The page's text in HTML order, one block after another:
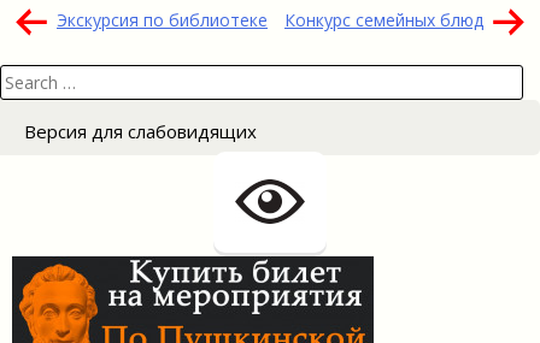
Навигация
записям
Экскурсия по библиотеке Конкурс семейных блюд
Search
for:
Версия для слабовидящих